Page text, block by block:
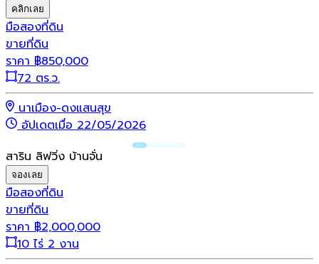
คลิกเลย
มือสองที่ดิน
ขายที่ดิน
ราคา ฿850,000
72 ตร.ว.
นาเมือง-ดงแสนสุข
อัปเดตเมื่อ 22/05/2026
สาริน ลิฟวิ่ง บ้านจั่น
จองเลย
มือสองที่ดิน
ขายที่ดิน
ราคา ฿2,000,000
10 ไร่ 2 งาน